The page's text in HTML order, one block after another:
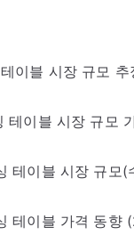
이블 시장 규모
테이블 시장 규모
테이블 시장 규모(
테이블 가격 동향